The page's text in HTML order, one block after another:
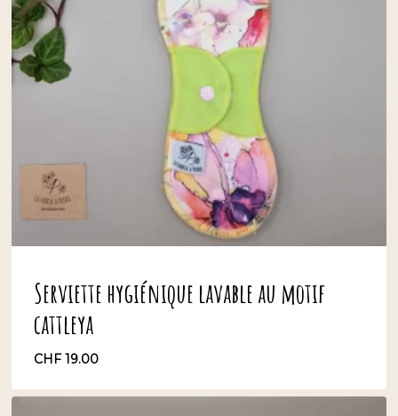
Serviette hygiénique lavable au motif
cattleya
CHF19.00
CHF19.00